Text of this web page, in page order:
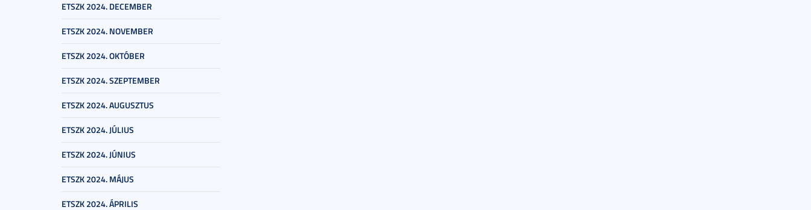
ETSZK 2024. DECEMBER
ETSZK 2024. NOVEMBER
ETSZK 2024. OKTÓBER
ETSZK 2024. SZEPTEMBER
ETSZK 2024. AUGUSZTUS
ETSZK 2024. JÚLIUS
ETSZK 2024. JÚNIUS
ETSZK 2024. MÁJUS
ETSZK 2024. ÁPRILIS